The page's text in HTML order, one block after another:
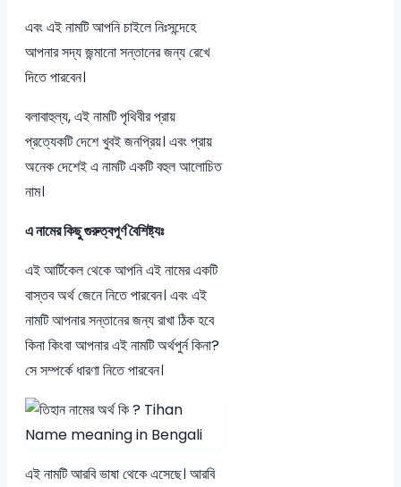
এবং এই নামটি আপনি চাইলে নিঃসন্দেহে
আপনার সদ্য জন্মানো সন্তানের জন্য রেখে
দিতে পারবেন।
বলাবাহুল্য, এই নামটি পৃথিবীর প্রায়
প্রত্যেকটি দেশে খুবই জনপ্রিয়। এবং প্রায়
অনেক দেশেই এ নামটি একটি বহুল আলোচিত
নাম।
এ নামের কিছু গুরুত্বপূর্ণ বৈশিষ্ট্যঃ
এই আর্টিকেল থেকে আপনি এই নামের একটি
বাস্তব অর্থ জেনে নিতে পারবেন। এবং এই
নামটি আপনার সন্তানের জন্য রাখা ঠিক হবে
কিনা কিংবা আপনার এই নামটি অর্থপুর্ন কিনা?
সে সম্পর্কে ধারণা নিতে পারবেন।
এই নামটি আরবি ভাষা থেকে এসেছে। আরবি